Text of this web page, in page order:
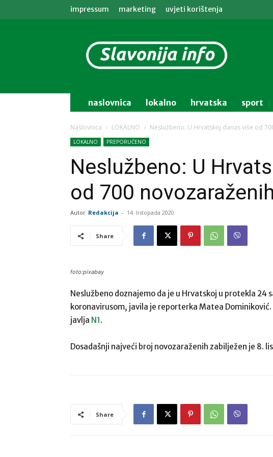
impressum marketing uvjeti korištenja
info
naslovnica lokalno hrvatska sport
Naslovnica LOKALNO Neslužbeno: U Hrvatskoj danas više od
LOKALNO PREPORUČENO
Neslužbeno: U
od 700
Autor Redakcija - 14. listopada 2020.
Share
foto:pixabay
Neslužbeno doznajemo da je u Hrvatskoj u protekla 24
koronavirusom, javila je reporterka Matea
javlja N1.
Dosadašnji najveći broj novozaraženih zabilježen je 8.
Share